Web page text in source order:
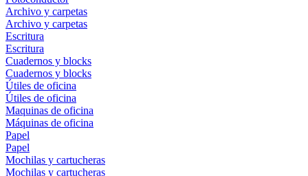
Archivo y carpetas
Archivo y carpetas
Escritura
Escritura
Cuadernos y blocks
Cuadernos y blocks
Útiles de oficina
Útiles de oficina
Maquinas de oficina
Máquinas de oficina
Papel
Papel
Mochilas y cartucheras
Mochilas y cartucheras